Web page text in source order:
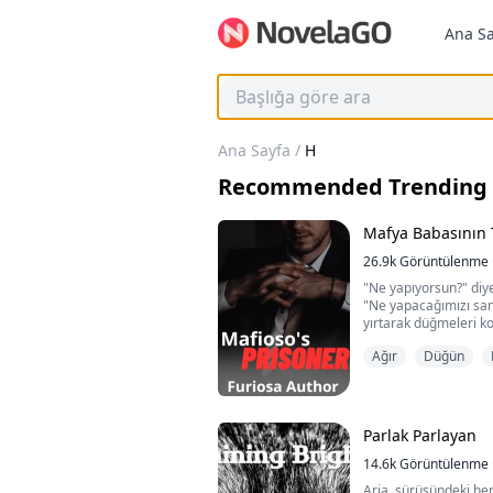
Ana
Ana Sayfa / H
Recommended Trending
Mafya Babasının
26.9kGörüntülenme
"Ne yapıyorsun?"
"Ne yapacağımızı
yırtarak düğmeleri
bakınca yanaklarım
"Ne oldu, tatlım? Kor...
Ağır Düğün
Parlak Parlayan
14.6kGörüntülenme